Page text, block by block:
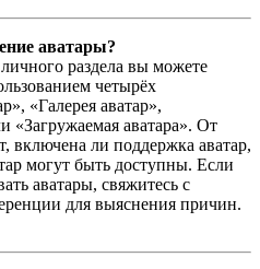
аватары?
раздела вы можете
четырёх
«Галерея аватар»,
«Загружаемая аватара». От
включена ли поддержка аватар,
могут быть доступны. Если
аватары, свяжитесь с
для выяснения причин.